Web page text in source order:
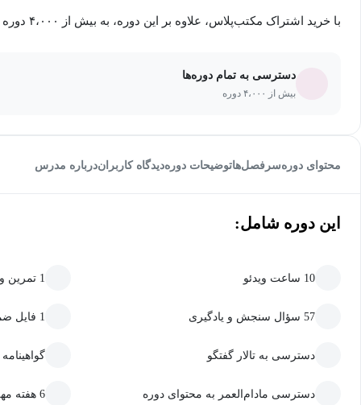
با خرید اشتراک مکتب‌پلاس، علاوه بر این دوره، به بیش از ۴،۰۰۰ دوره دیگر دسترسی خواهید داشت.
دسترسی به تمام دوره‌ها
بیش از ۴،۰۰۰ دوره
محتوای دورهسرفصل‌هاتوضیحات دورهدیدگاه کاربراندرباره مدرس
این دوره شامل:
10 ساعت ویدئو 1 تمرین و پروژه
57 سؤال سنجش و یادگیری 1 فایل ضمیمه قابل دانلود
دسترسی به تالار گفتگو
دسترسی مادام‌العمر به محتوای دوره 6 هفته مهلت ارسال تمرین و پروژه